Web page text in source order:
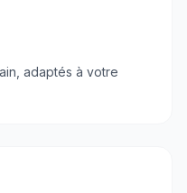
adaptés à votre